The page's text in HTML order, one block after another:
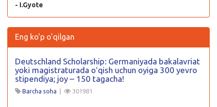
- I.Gyote
Eng ko'p o'qilgan
Deutschland Scholarship: Germaniyada bakalavriat
yoki magistraturada oʻqish uchun oyiga 300 yevro
stipendiya; joy – 150 tagacha!
Barcha soha | 301981